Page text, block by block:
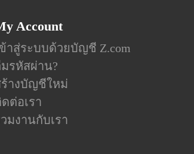
Account
าสู่ระบบด้วยบัญชี Z.com
รหัสผ่าน?
างบัญชีใหม่
ต่อเรา
มงานกับเรา